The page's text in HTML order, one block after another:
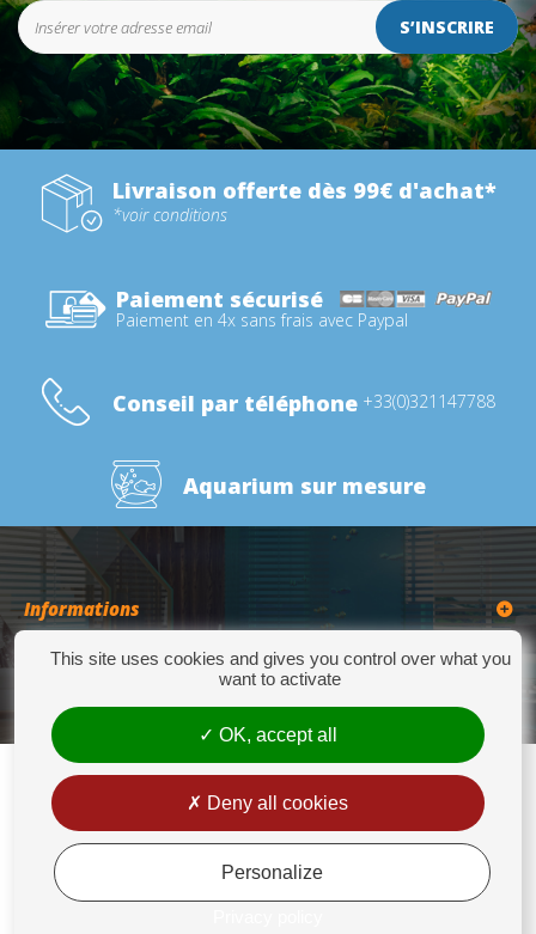
S’INSCRIRE
Livraison offerte dès 99€ d'achat*
*voir conditions
Paiement sécurisé
Paiement en 4x sans frais avec Paypal
Conseil par téléphone +33(0)321147788
Aquarium sur mesure
Informations
Catégories
276 Quater Route de la Bassée - 62300 LENS - Tél : +33(0)3 21 14 77 88 - Fax:
+33(0)3 21 14 77 89 - europrix@wanadoo.fr
Mentions légales
This site uses cookies and gives you control over what you
want to activate
OK, accept all
Deny all cookies
Personalize